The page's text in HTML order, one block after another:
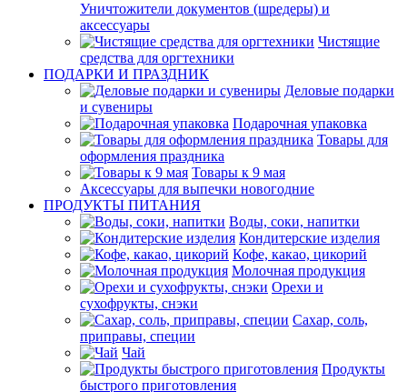
Уничтожители документов (шредеры) и
аксессуары
Чистящие
средства для оргтехники
ПОДАРКИ И ПРАЗДНИК
Деловые подарки
и сувениры
Подарочная упаковка
Товары для
оформления праздника
Товары к 9 мая
Аксессуары для выпечки новогодние
ПРОДУКТЫ ПИТАНИЯ
Воды, соки, напитки
Кондитерские изделия
Кофе, какао, цикорий
Молочная продукция
Орехи и
сухофрукты, снэки
Сахар, соль,
приправы, специи
Чай
Продукты
быстрого приготовления